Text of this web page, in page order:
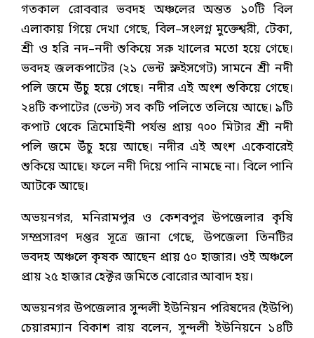
গতকাল রোববার ভবদহ অঞ্চলের অন্তত ১০টি বিল
এলাকায় গিয়ে দেখা গেছে, বিল–সংলগ্ন মুক্তেশ্বরী, টেকা,
শ্রী ও হরি নদ–নদী শুকিয়ে সরু খালের মতো হয়ে গেছে।
ভবদহ জলকপাটের (২১ ভেন্ট স্লুইসগেট) সামনে শ্রী নদী
পলি জমে উঁচু হয়ে গেছে। নদীর এই অংশ শুকিয়ে গেছে।
২৪টি কপাটের (ভেন্ট) সব কটি পলিতে তলিয়ে আছে। ৯টি
কপাট থেকে ত্রিমোহিনী পর্যন্ত প্রায় ৭০০ মিটার শ্রী নদী
পলি জমে উঁচু হয়ে আছে। নদীর এই অংশ একেবারেই
শুকিয়ে আছে। ফলে নদী দিয়ে পানি নামছে না। বিলে পানি
আটকে আছে।
অভয়নগর, মনিরামপুর ও কেশবপুর উপজেলার কৃষি
সম্প্রসারণ দপ্তর সূত্রে জানা গেছে, উপজেলা তিনটির
ভবদহ অঞ্চলে কৃষক আছেন প্রায় ৫০ হাজার। ওই অঞ্চলে
প্রায় ২৫ হাজার হেক্টর জমিতে বোরোর আবাদ হয়।
অভয়নগর উপজেলার সুন্দলী ইউনিয়ন পরিষদের (ইউপি)
চেয়ারম্যান বিকাশ রায় বলেন, সুন্দলী ইউনিয়নে ১৪টি